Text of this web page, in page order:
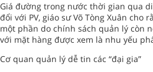
Giá đường trong nước thời gian qua
đổi với PV, giáo sư Võ Tòng Xuân cho
một phần do chính sách quản lý còn
với mặt hàng được xem là nhu yếu
Cơ quan quản lý dễ tin các “đại gia”